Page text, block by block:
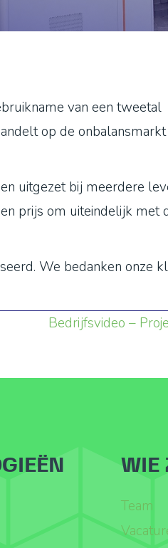
van een tweetal
op de
uitgezet bij meerdere
prijs om uiteindelijk met
We bedanken onze
Bedrijfsvideo –
WIE
Team